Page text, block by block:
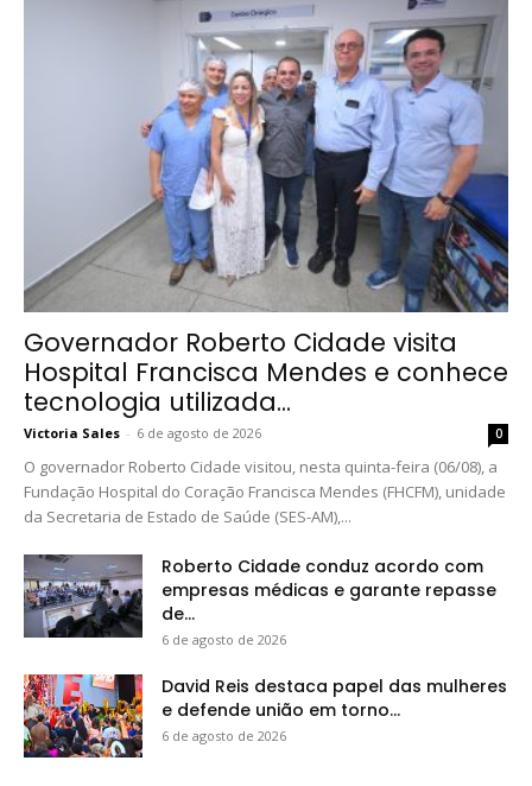
Governador Roberto Cidade visita
Hospital Francisca Mendes e conhece
tecnologia utilizada...
Victoria Sales - 6 de agosto de 2026 0
O governador Roberto Cidade visitou, nesta quinta-feira (06/08), a
Fundação Hospital do Coração Francisca Mendes (FHCFM), unidade
da Secretaria de Estado de Saúde (SES-AM),...
Roberto Cidade conduz acordo com
empresas médicas e garante repasse
de...
6 de agosto de 2026
David Reis destaca papel das mulheres
e defende união em torno...
6 de agosto de 2026